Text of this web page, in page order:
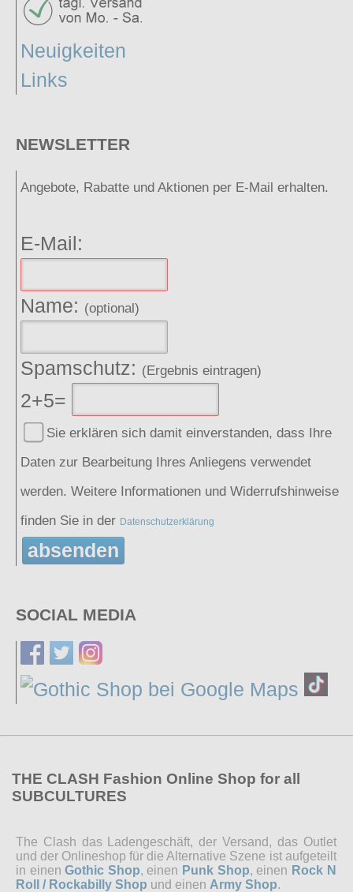
Neuigkeiten
Links
NEWSLETTER
Angebote, Rabatte und Aktionen per E-Mail erhalten.
E-Mail:
Name: (optional)
Spamschutz: (Ergebnis eintragen)
2+5=
Sie erklären sich damit einverstanden, dass Ihre
Daten zur Bearbeitung Ihres Anliegens verwendet
werden. Weitere Informationen und Widerrufshinweise
finden Sie in der Datenschutzerklärung
absenden
SOCIAL MEDIA
THE CLASH Fashion Online Shop for all
SUBCULTURES
The Clash das Ladengeschäft, der Versand, das Outlet
und der Onlineshop für die Alternative Szene ist aufgeteilt
in einenGothic Shop, einen Punk Shop, einen Rock N
Roll / Rockabilly Shop und einen Army Shop.